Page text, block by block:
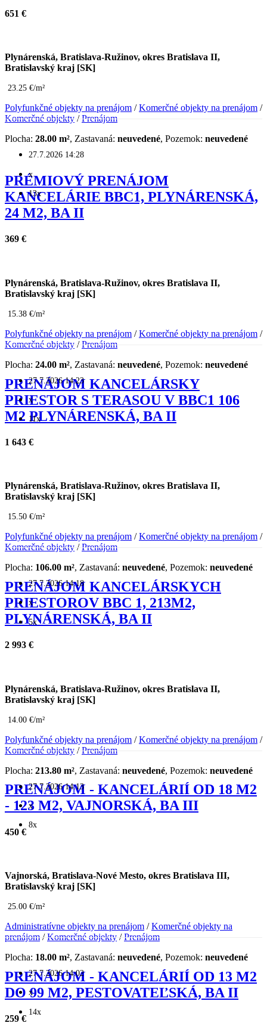
651 €
Plynárenská, Bratislava-Ružinov, okres Bratislava II,
Bratislavský kraj [SK]
23.25 €/m²
Polyfunkčné objekty na prenájom /Komerčné objekty na prenájom /
Komerčné objekty /Prenájom
Plocha: 28.00 m², Zastavaná: neuvedené, Pozemok: neuvedené
27.7.2026 14:28
x
13x
PRÉMIOVÝ PRENÁJOM
KANCELÁRIE BBC1, PLYNÁRENSKÁ,
24 M2, BA II
369 €
Plynárenská, Bratislava-Ružinov, okres Bratislava II,
Bratislavský kraj [SK]
15.38 €/m²
Polyfunkčné objekty na prenájom /Komerčné objekty na prenájom /
Komerčné objekty /Prenájom
Plocha: 24.00 m², Zastavaná: neuvedené, Pozemok: neuvedené
27.7.2026 14:23
x
11x
PRENÁJOM KANCELÁRSKY
PRIESTOR S TERASOU V BBC1 106
M2 PLYNÁRENSKÁ, BA II
1 643 €
Plynárenská, Bratislava-Ružinov, okres Bratislava II,
Bratislavský kraj [SK]
15.50 €/m²
Polyfunkčné objekty na prenájom /Komerčné objekty na prenájom /
Komerčné objekty /Prenájom
Plocha: 106.00 m², Zastavaná: neuvedené, Pozemok: neuvedené
27.7.2026 14:18
x
5x
PRENÁJOM KANCELÁRSKYCH
PRIESTOROV BBC 1, 213M2,
PLYNÁRENSKÁ, BA II
2 993 €
Plynárenská, Bratislava-Ružinov, okres Bratislava II,
Bratislavský kraj [SK]
14.00 €/m²
Polyfunkčné objekty na prenájom /Komerčné objekty na prenájom /
Komerčné objekty /Prenájom
Plocha: 213.80 m², Zastavaná: neuvedené, Pozemok: neuvedené
27.7.2026 14:13
x
8x
PRENÁJOM - KANCELÁRIÍ OD 18 M2
- 123 M2, VAJNORSKÁ, BA III
450 €
Vajnorská, Bratislava-Nové Mesto, okres Bratislava III,
Bratislavský kraj [SK]
25.00 €/m²
Administratívne objekty na prenájom /Komerčné objekty na
prenájom /Komerčné objekty /Prenájom
Plocha: 18.00 m², Zastavaná: neuvedené, Pozemok: neuvedené
27.7.2026 14:02
x
14x
PRENÁJOM - KANCELÁRIÍ OD 13 M2
DO 99 M2, PESTOVATEĽSKÁ, BA II
259 €